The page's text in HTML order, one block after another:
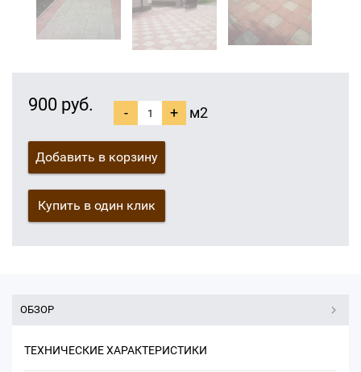
900 руб. - + м2
Добавить в корзину
Купить в один клик
ОБЗОР
ТЕХНИЧЕСКИЕ ХАРАКТЕРИСТИКИ